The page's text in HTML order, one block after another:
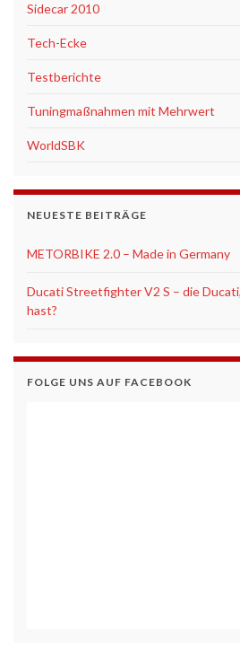
Sidecar 2010
Tech-Ecke
Testberichte
Tuningmaßnahmen mit Mehrwert
WorldSBK
NEUESTE BEITRÄGE
METORBIKE 2.0 – Made in Germany
Ducati Streetfighter V2 S – die
hast?
FOLGE UNS AUF FACEBOOK